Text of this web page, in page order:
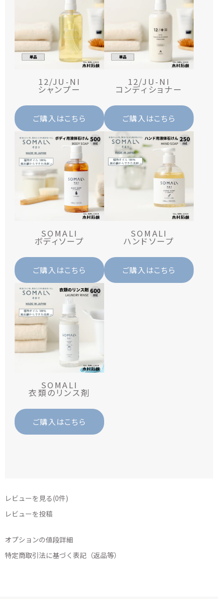
12/JU-NI
シャンプー
ご購入はこちら
12/JU-NI
コンディショナー
ご購入はこちら
SOMALI
ボディソープ
ご購入はこちら
SOMALI
ハンドソープ
ご購入はこちら
SOMALI
衣類のリンス剤
ご購入はこちら
レビューを見る(0件)
レビューを投稿
オプションの値段詳細
特定商取引法に基づく表記（返品等）